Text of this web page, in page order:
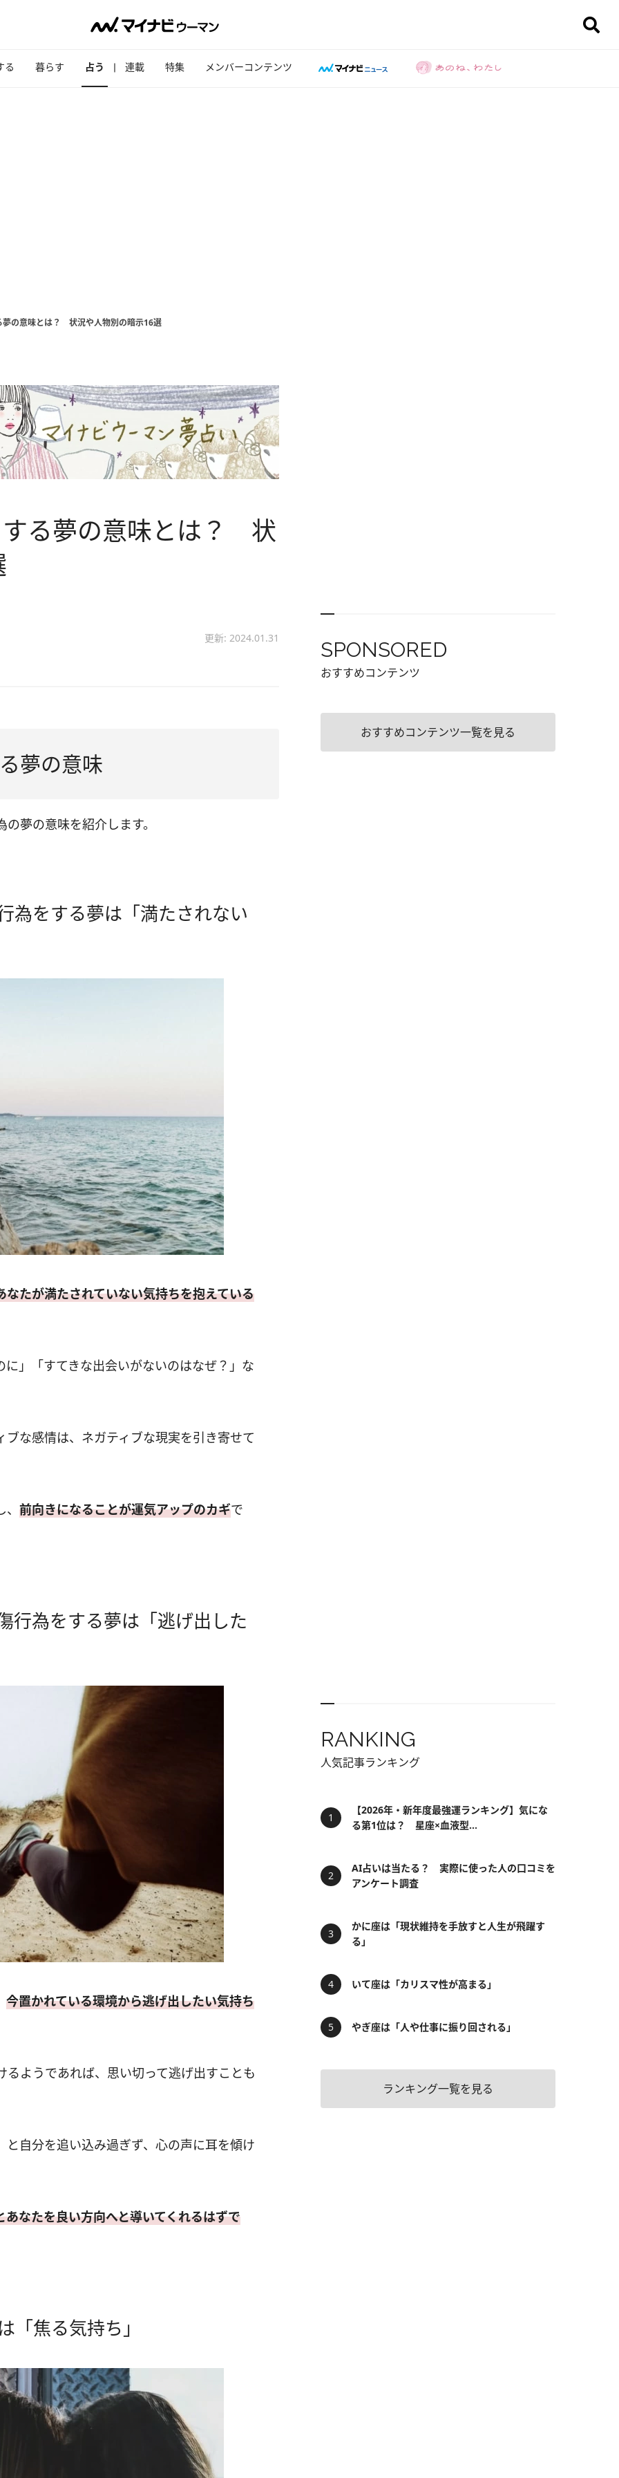
る 暮らす 占う 連載 特集 メンバーコンテンツ
夢の意味とは？ 状況や人物別の暗示16選
る夢の意味とは？ 状
更新: 2024.01.31
夢の意味
夢の意味を紹介します。
為をする夢は「満たされない
なたが満たされていない気持ちを抱えている
」「すてきな出会いがないのはなぜ？」な
な感情は、ネガティブな現実を引き寄せて
前向きになることが運気アップのカギで
行為をする夢は「逃げ出した
今置かれている環境から逃げ出したい気持ち
ようであれば、思い切って逃げ出すことも
自分を追い込み過ぎず、心の声に耳を傾け
なたを良い方向へと導いてくれるはずで
焦る気持ち」
SPONSORED
おすすめコンテンツ
おすすめコンテンツ一覧を見る
RANKING
人気記事ランキング
【2026年・新年度最強運ランキング】気にな
る第1位は？ 星座×血液型...
AI占いは当たる？ 実際に使った人の口コミを
アンケート調査
かに座は「現状維持を手放すと人生が飛躍す
る」
いて座は「カリスマ性が高まる」
やぎ座は「人や仕事に振り回される」
ランキング一覧を見る